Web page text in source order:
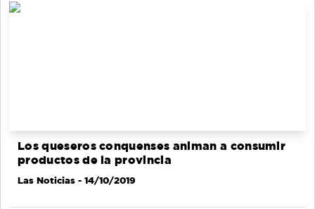
Los queseros conquenses animan a consumir
productos de la provincia
Las Noticias - 14/10/2019